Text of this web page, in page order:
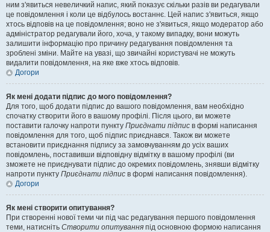
ним з'явиться невеличкий напис, який показує скільки разів ви редагували
це повідомлення і коли це відбулось востаннє. Цей напис з'явиться, якщо
хтось відповів на це повідомлення; воно не з'явиться, якщо модератор або
адміністратор редагували його, хоча, у такому випадку, вони можуть
залишити інформацію про причину редагування повідомлення та
зроблені зміни. Майте на увазі, що звичайні користувачі не можуть
видалити повідомлення, на яке вже хтось відповів.
Догори
Як мені додати підпис до мого повідомлення?
Для того, щоб додати підпис до вашого повідомлення, вам необхідно
спочатку створити його в вашому профілі. Після цього, ви можете
поставити галочку напроти пункту Приєднати підпис в формі написання
повідомлення для того, щоб підпис приєднався. Також ви можете
встановити приєднання підпису за замовчуванням до усіх ваших
повідомлень, поставивши відповідну відмітку в вашому профілі (ви
зможете не приєднувати підпис до окремих повідомлень, знявши відмітку
напроти пункту Приєднати підпис в формі написання повідомлення).
Догори
Як мені створити опитування?
При створенні нової теми чи під час редагування першого повідомлення
теми, натисніть Створити опитування під основною формою написання